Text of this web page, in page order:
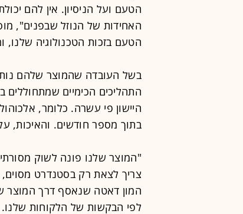
הטעם ועל הניסיון. אין להם
האחידות של הנוזל שבפנים",
הטעם בזכות הטכנולוגיה
בשל העובדה שהמוצר שלהם
התהליכים הכימיים
היישון פי עשרה. כלומר,
בתוך מספר חודשים. והאיכות,
"המוצר שלנו פונה לשוק
צריך לצאת רק בסטנדרט
המון דאטה שנאסף דרך המוצר
לפי הבקשות של הלקוחות שלנו.